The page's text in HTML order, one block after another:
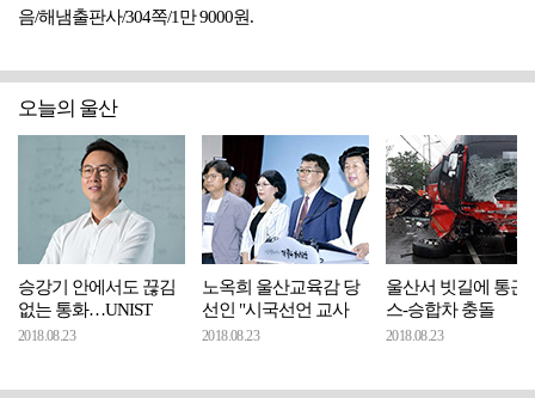
음/해냄출판사/304쪽/1만 9000원.
오늘의 울산
승강기 안에서도 끊김
없는 통화…UNIST
2018.08.23
노옥희 울산교육감 당
선인 "시국선언 교사
2018.08.23
울산서 빗길에 통근
스-승합차 충돌
2018.08.23